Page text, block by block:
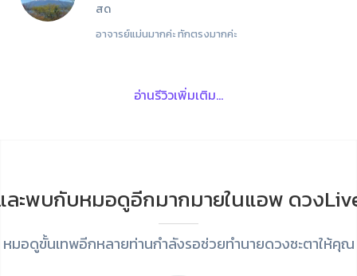
สด
อาจารย์แม่นมากค่ะ ทักตรงมากค่ะ
อ่านรีวิวเพิ่มเติม...
ละพบกับหมอดูอีกมากมายในแอพ ดวง
หมอดูขั้นเทพอีกหลายท่านกำลังรอช่วยทำนายดวงชะตาให้คุณ